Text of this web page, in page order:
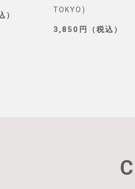
）
TOKYO)
3,850円（税込）